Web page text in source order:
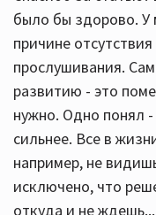
было бы здорово. У
причине
прослушивания.
развитию - это
нужно. Одно понял
сильнее. Все в
например, не
исключено, что
откуда и не ждешь...